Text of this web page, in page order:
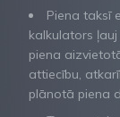
Piena taksī
kalkulators
piena
attiecību,
plānotā piena